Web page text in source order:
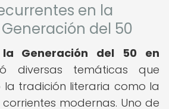
en la
del 50
la Generación del 50 en
diversas temáticas que
tradición literaria como la
modernas. Uno de